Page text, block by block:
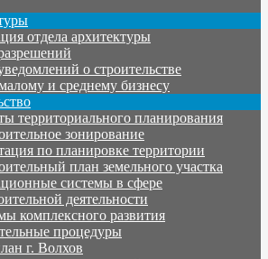
отдела архитектуры
о строительстве
и среднему бизнесу
территориального планирования
зонирование
по планировке территории
план земельного участка
системы в сфере
деятельности
комплексного развития
процедуры
г. Волхов